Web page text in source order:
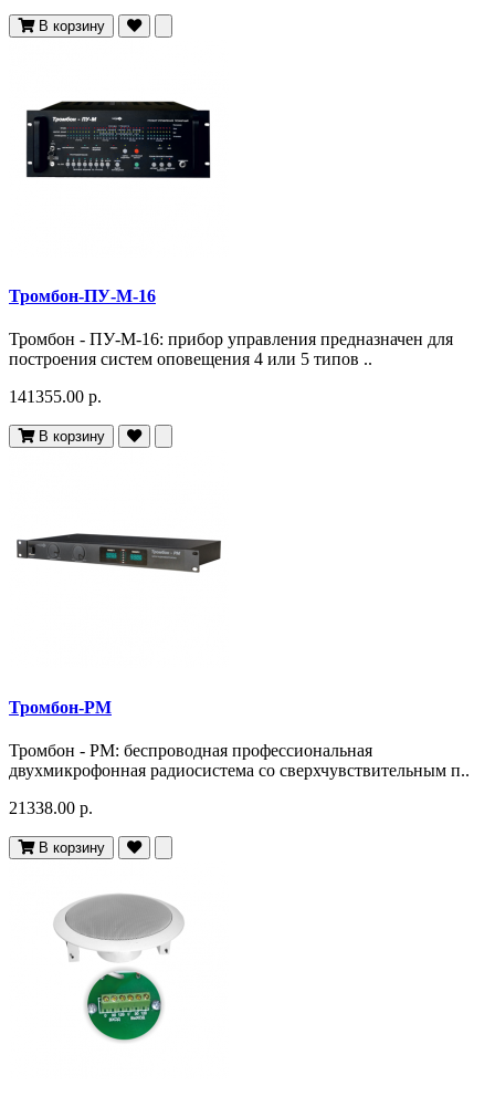
В корзину
Тромбон-ПУ-М-16
Тромбон - ПУ-М-16: прибор управления предназначен для
построения систем оповещения 4 или 5 типов ..
141355.00 р.
В корзину
Тромбон-РМ
Тромбон - РМ: беспроводная профессиональная
двухмикрофонная радиосистема со сверхчувствительным п..
21338.00 р.
В корзину